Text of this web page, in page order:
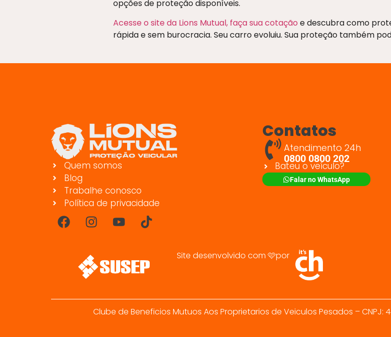
opções de proteção disponíveis.
Acesse o site da Lions Mutual, faça sua cotação e descubra como
rápida e sem burocracia. Seu carro evoluiu. Sua proteção também
Quem somos
Blog
Trabalhe conosco
Política de privacidade
Contatos
Atendimento 24h
0800 0800 202
Bateu o veículo?
Falar no WhatsApp
Site desenvolvido com 🩷por
Clube de Beneficios Mutuos Aos Proprietarios de Veiculos Pesados – CNPJ: